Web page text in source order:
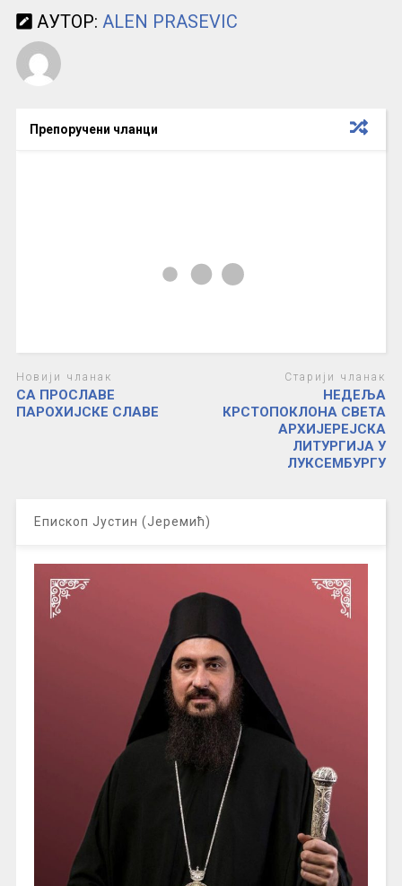
АУТОР: ALEN PRASEVIC
Препоручени чланци
Новији чланак
СА ПРОСЛАВЕ
ПАРОХИЈСКЕ СЛАВЕ
Старији чланак
НЕДЕЉА
КРСТОПОКЛОНА СВЕТА
АРХИЈЕРЕЈСКА
ЛИТУРГИЈА У
ЛУКСЕМБУРГУ
Епископ Јустин (Јеремић)